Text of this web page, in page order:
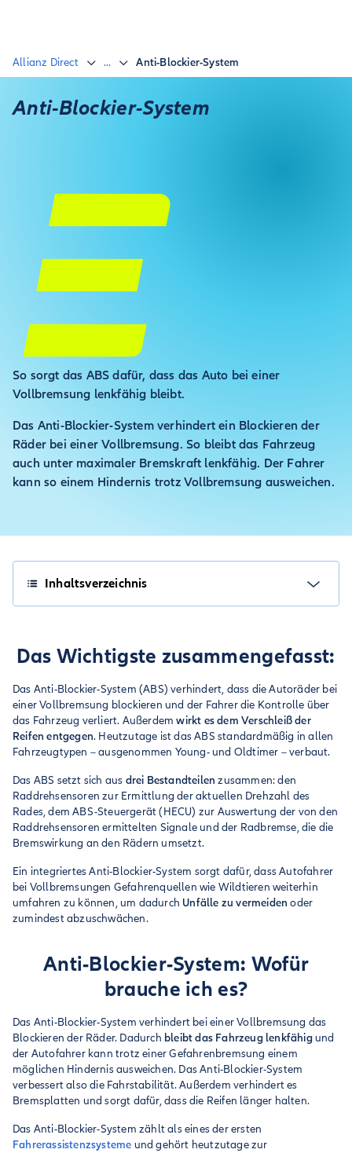
Allianz Direct ... Anti-Blockier-System
Anti-Blockier-Sys­tem
So sorgt das ABS dafür, dass das Auto bei einer
Vollbremsung lenkfähig bleibt.
Das Anti-Blockier-System verhindert ein Blockieren der
Räder bei einer Vollbremsung. So bleibt das Fahrzeug
auch unter maximaler Bremskraft lenkfähig. Der Fahrer
kann so einem Hindernis trotz Vollbremsung ausweichen.
Inhaltsverzeichnis
Das Wichtigste zusammengefasst:
Das Anti-Blockier-System (ABS) verhindert, dass die Autoräder bei
einer Vollbremsung blockieren und der Fahrer die Kontrolle über
das Fahrzeug verliert. Außerdemwirkt es dem Verschleiß der
Reifen entgegen. Heutzutage ist das ABS standardmäßig in allen
Fahrzeugtypen – ausgenommen Young- und Oldtimer – verbaut.
Das ABS setzt sich aus drei Bestandteilen zusammen: den
Raddrehsensoren zur Ermittlung der aktuellen Drehzahl des
Rades, dem ABS-Steuergerät (HECU) zur Auswertung der von den
Raddrehsensoren ermittelten Signale und der Radbremse, die die
Bremswirkung an den Rädern umsetzt.
Ein integriertes Anti-Blockier-System sorgt dafür, dass Autofahrer
bei Vollbremsungen Gefahrenquellen wie Wildtieren weiterhin
umfahren zu können, um dadurch Unfälle zu vermeiden oder
zumindest abzuschwächen.
Anti-Blockier-System: Wofür
brauche ich es?
Das Anti-Blockier-System verhindert bei einer Vollbremsung das
Blockieren der Räder. Dadurch bleibt das Fahrzeug lenkfähigund
der Autofahrer kann trotz einer Gefahrenbremsung einem
möglichen Hindernis ausweichen. Das Anti-Blockier-System
verbessert also die Fahrstabilität. Außerdem verhindert es
Bremsplatten und sorgt dafür, dass die Reifen länger halten.
Das Anti-Blockier-System zählt als eines der ersten
Fahrerassistenzsysteme und gehört heutzutage zur